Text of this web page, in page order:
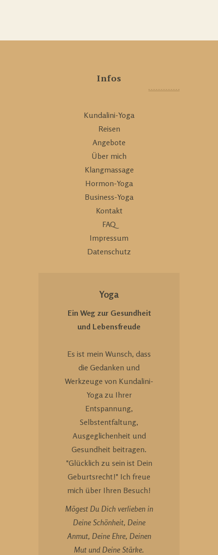
Infos
Kundalini-Yoga
Reisen
Angebote
Über mich
Klangmassage
Hormon-Yoga
Business-Yoga
Kontakt
FAQ
Impressum
Datenschutz
Yoga
Ein Weg zur Gesundheit
und Lebensfreude
Es ist mein Wunsch, dass
die Gedanken und
Werkzeuge von Kundalini-
Yoga zu Ihrer
Entspannung,
Selbstentfaltung,
Ausgeglichenheit und
Gesundheit beitragen.
"Glücklich zu sein ist Dein
Geburtsrecht!" Ich freue
mich über Ihren Besuch!
Mögest Du Dich verlieben in
Deine Schönheit, Deine
Anmut, Deine Ehre, Deinen
Mut und Deine Stärke.